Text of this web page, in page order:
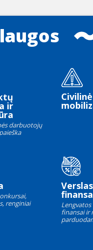
ir
darbuotojų
renginiai
finansai ir